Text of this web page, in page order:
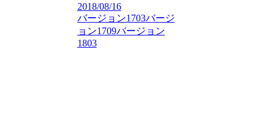
2018/08/16
バージョン1703バージ
ョン1709バージョン
1803